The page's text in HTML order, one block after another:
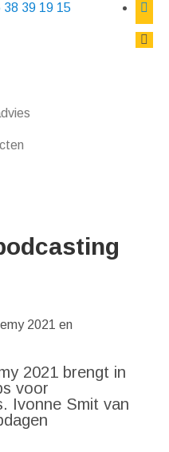
38 39 19 15
2021 brengt in
voor
Ivonne Smit van